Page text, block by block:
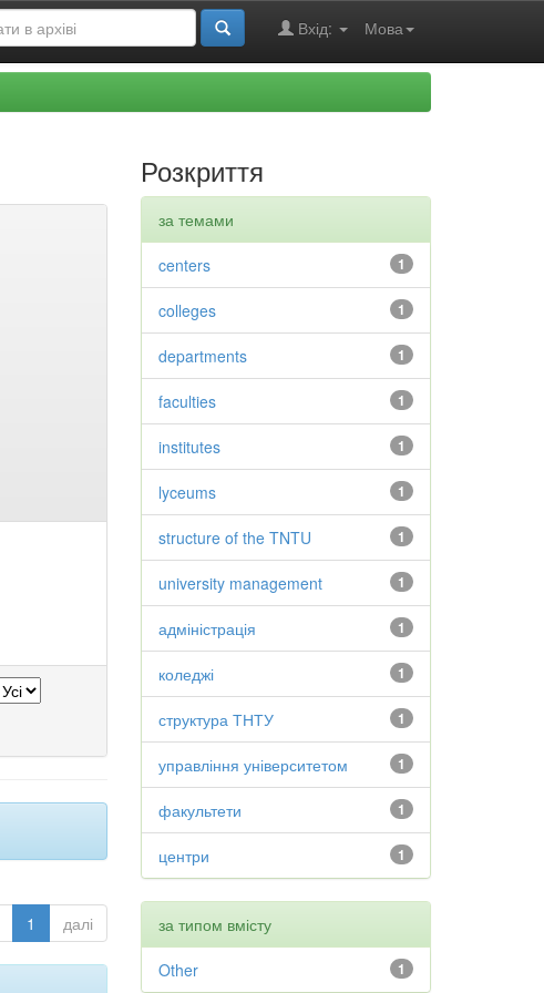
Мова
Вхід:
1 далі
Розкриття
за темами
1
centers
1
colleges
1
departments
1
faculties
1
institutes
1
lyceums
1
structure of the TNTU
1
university management
1
адміністрація
1
коледжі
1
структура ТНТУ
1
управління університетом
1
факультети
1
центри
за типом вмісту
1
Other